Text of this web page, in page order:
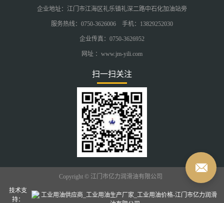
企业地址：江门市江海区礼乐镇礼深二路中石化加油站旁
服务热线：0750-3626006 手机：13829252030
企业传真：0750-3626952
网址 ：www.jm-yili.com
扫一扫关注
Copyright © 江门市亿力润滑油有限公司
技术支
持：